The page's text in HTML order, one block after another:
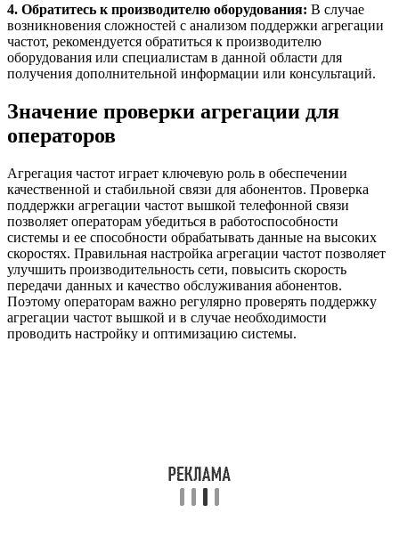
4. Обратитесь к производителю оборудования: В случае
возникновения сложностей с анализом поддержки агрегации
частот, рекомендуется обратиться к производителю
оборудования или специалистам в данной области для
получения дополнительной информации или консультаций.
Значение проверки агрегации для
операторов
Агрегация частот играет ключевую роль в обеспечении
качественной и стабильной связи для абонентов. Проверка
поддержки агрегации частот вышкой телефонной связи
позволяет операторам убедиться в работоспособности
системы и ее способности обрабатывать данные на высоких
скоростях. Правильная настройка агрегации частот позволяет
улучшить производительность сети, повысить скорость
передачи данных и качество обслуживания абонентов.
Поэтому операторам важно регулярно проверять поддержку
агрегации частот вышкой и в случае необходимости
проводить настройку и оптимизацию системы.